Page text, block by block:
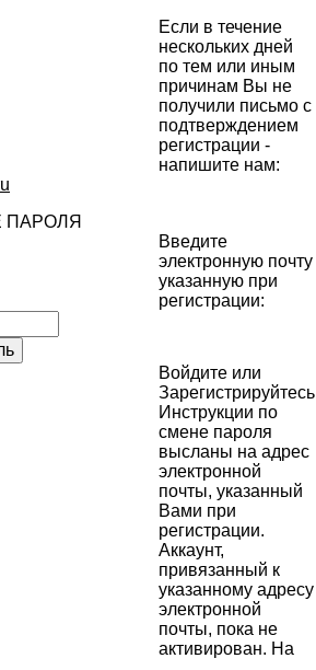
Если в течение
нескольких дней
по тем или иным
причинам Вы не
получили письмо с
подтверждением
регистрации -
напишите нам:
ПАРОЛЯ
Введите
электронную почту
указанную при
регистрации:
Войдите или
Зарегистрируйтесь
Инструкции по
смене пароля
высланы на адрес
электронной
почты, указанный
Вами при
регистрации.
Аккаунт,
привязанный к
указанному адресу
электронной
почты, пока не
активирован. На